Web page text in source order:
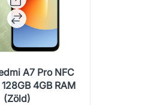
A7 Pro NFC
4GB RAM
(Zöld)